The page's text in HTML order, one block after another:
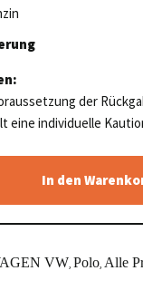
der
eine individuelle
In den
VW Polo Alle